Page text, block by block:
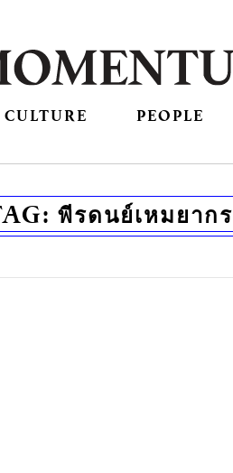
CULTURE PEOPLE
พีรดนย์เหมยากร